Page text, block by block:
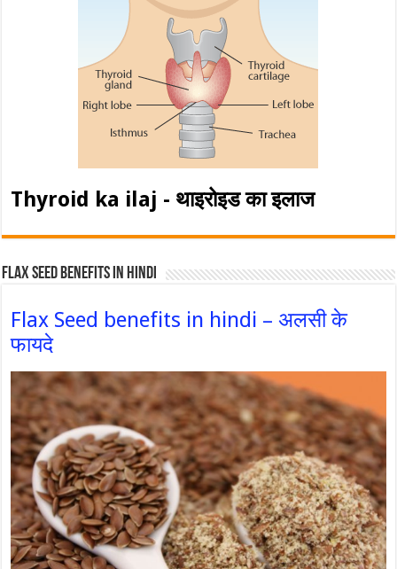
Thyroid ka ilaj - थाइरोइड का इलाज
Flax Seed Benefits in hindi
Flax Seed benefits in hindi – अलसी के
फायदे